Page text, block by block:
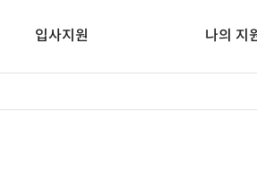
입사지원 나의 지